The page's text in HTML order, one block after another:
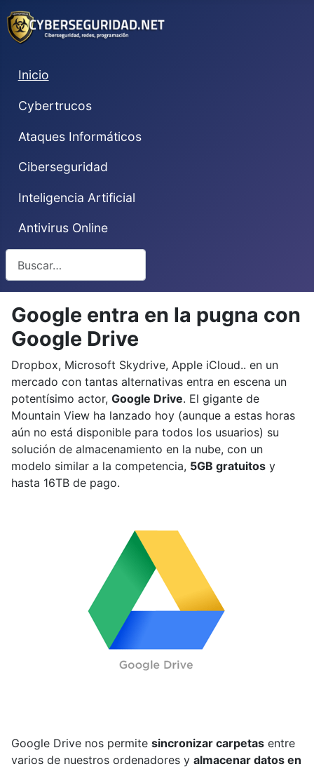
Inicio
Cybertrucos
Ataques Informáticos
Ciberseguridad
Inteligencia Artificial
Antivirus Online
Google entra en la pugna con
Google Drive
Dropbox, Microsoft Skydrive, Apple iCloud.. en un
mercado con tantas alternativas entra en escena un
potentísimo actor, Google Drive. El gigante de
Mountain View ha lanzado hoy (aunque a estas horas
aún no está disponible para todos los usuarios) su
solución de almacenamiento en la nube, con un
modelo similar a la competencia, 5GB gratuitos y
hasta 16TB de pago.
Google Drive nos permite sincronizar carpetas entre
varios de nuestros ordenadores y almacenar datos en